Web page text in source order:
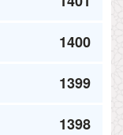
1400
1399
1398